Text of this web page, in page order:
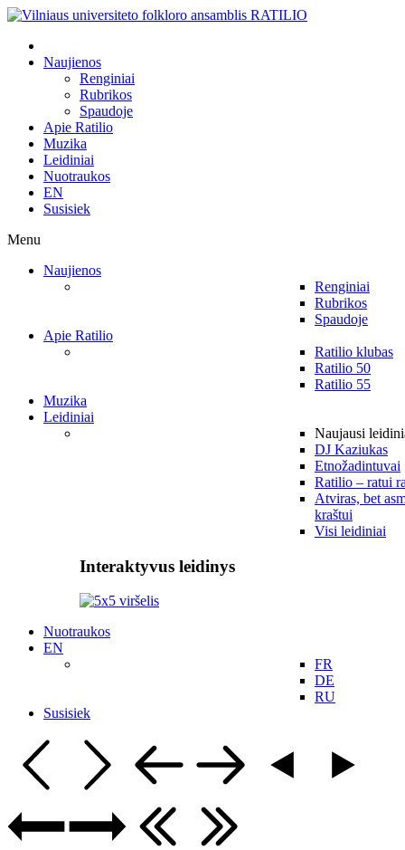
Naujienos
Renginiai
Rubrikos
Spaudoje
Apie Ratilio
Muzika
Leidiniai
Nuotraukos
EN
Susisiek
Menu
Naujienos
Renginiai
Rubrikos
Spaudoje
Apie Ratilio
Ratilio klubas
Ratilio 50
Ratilio 55
Muzika
Leidiniai
Naujausi
DJ Kaziukas
Etnožadintuvai
Ratilio – ratui
Atviras, bet
kraštui
Visi leidiniai
Interaktyvus leidinys
Nuotraukos
EN
FR
DE
RU
Susisiek